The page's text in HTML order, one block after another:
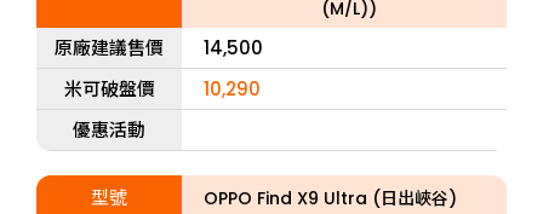
(M/L))
原廠建議售價
14,500
米可破盤價
10,290
優惠活動
型號 OPPO Find X9 Ultra (日出峽谷)